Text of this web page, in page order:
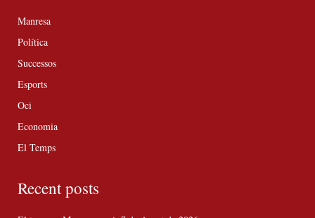
Manresa
Política
Successos
Esports
Oci
Economia
El Temps
Recent posts